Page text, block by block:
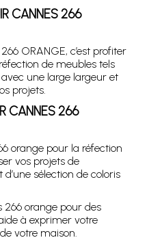
CANNES 266
ORANGE, c’est profiter
de meubles tels
une large largeur et
projets.
CANNES 266
orange pour la réfection
vos projets de
sélection de coloris
266 orange pour des
à exprimer votre
votre maison.